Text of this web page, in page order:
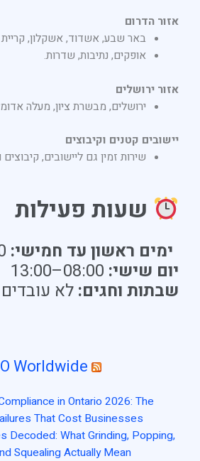
אזור הדרום
באר שבע, אשדוד, אשקלון,
אופקים, נתיבות, שדרות.
אזור ירושלים
ירושלים, מבשרת ציון, מעלה
יישובים קטנים וקיבוצים
שירות זמין גם ליישובים,
שעות פעילות
ימים ראשון עד חמישי:
יום שישי:
שבתות וחגים: לא עובדים
Worldwide
in Ontario 2026: The
That Cost Businesses
Decoded: What Grinding, Popping,
Squealing Actually Mean